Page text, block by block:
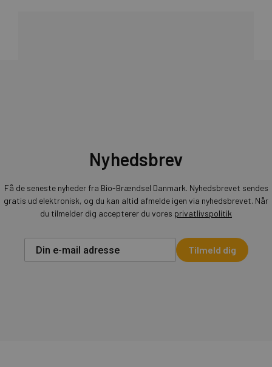
Nyhedsbrev
Få de seneste nyheder fra Bio-Brændsel Danmark. Nyhedsbrevet sendes
gratis ud elektronisk, og du kan altid afmelde igen via nyhedsbrevet. Når
du tilmelder dig accepterer du vores privatlivspolitik
Tilmeld dig